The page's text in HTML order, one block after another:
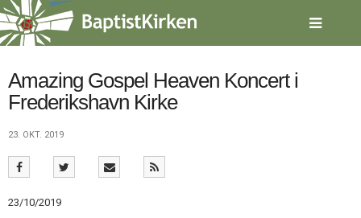
Spring
menu
over
gå
indholdVend
forsiden
Forside
3.0:
Kalender
Amazing Gospel Heaven Koncert i
Frederikshavn Kirke
23. OKT. 2019
23/10/2019